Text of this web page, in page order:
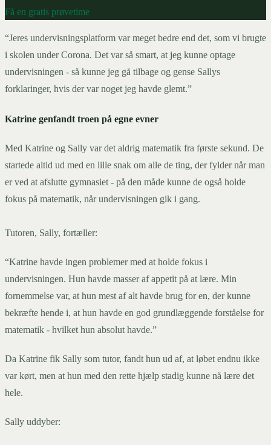
Få en gratis prøvetime
“Jeres undervisningsplatform var meget bedre end det, som vi brugte
i skolen under Corona. Det var så smart, at jeg kunne optage
undervisningen - så kunne jeg gå tilbage og gense Sallys
forklaringer, hvis der var noget jeg havde glemt.”
Katrine genfandt troen på egne evner
Med Katrine og Sally var det aldrig matematik fra første sekund. De
startede altid ud med en lille snak om alle de ting, der fylder når man
er ved at afslutte gymnasiet - på den måde kunne de også holde
fokus på matematik, når undervisningen gik i gang.
Tutoren, Sally, fortæller:
“Katrine havde ingen problemer med at holde fokus i
undervisningen. Hun havde masser af appetit på at lære. Min
fornemmelse var, at hun mest af alt havde brug for en, der kunne
bekræfte hende i, at hun havde en god grundlæggende forståelse for
matematik - hvilket hun absolut havde.”
Da Katrine fik Sally som tutor, fandt hun ud af, at løbet endnu ikke
var kørt, men at hun med den rette hjælp stadig kunne nå lære det
hele.
Sally uddyber: